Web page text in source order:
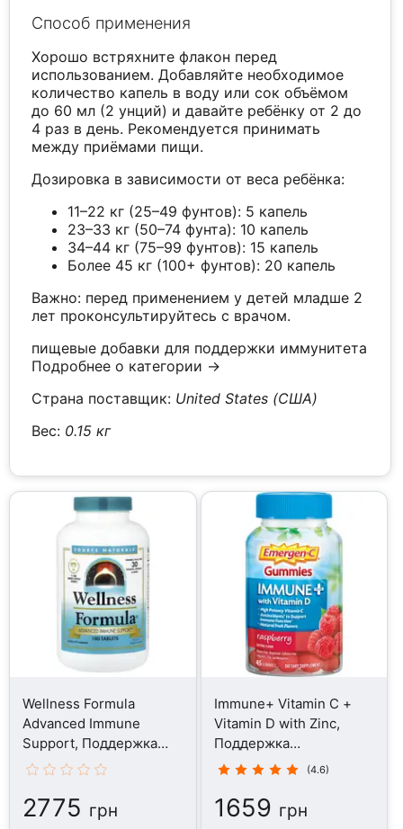
Способ применения
Хорошо встряхните флакон перед
использованием. Добавляйте необходимое
количество капель в воду или сок объёмом
до 60 мл (2 унций) и давайте ребёнку от 2 до
4 раз в день. Рекомендуется принимать
между приёмами пищи.
Дозировка в зависимости от веса ребёнка:
11–22 кг (25–49 фунтов): 5 капель
23–33 кг (50–74 фунта): 10 капель
34–44 кг (75–99 фунтов): 15 капель
Более 45 кг (100+ фунтов): 20 капель
Важно: перед применением у детей младше 2
лет проконсультируйтесь с врачом.
пищевые добавки для поддержки иммунитета
Подробнее о категории →
Страна поставщик: United States (США)
Вес: 0.15 кг
Wellness Formula
Advanced Immune
Support, Поддержка
иммунитета, 180
2775 грн
Immune+ Vitamin C +
Vitamin D with Zinc,
Поддержка
иммунитета, 45(4.6)
1659 грн